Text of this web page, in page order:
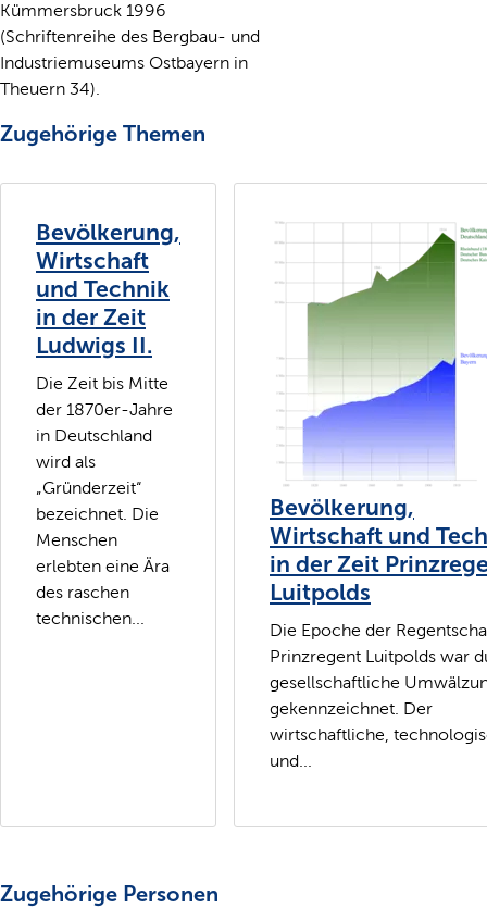
Kümmersbruck 1996
(Schriftenreihe des Bergbau- und
Industriemuseums Ostbayern in
Theuern 34).
Zugehörige Themen
Bevölkerung,
Wirtschaft
und Technik
in der Zeit
Ludwigs II.
Die Zeit bis Mitte
der 1870er-Jahre
in Deutschland
wird als
„Gründerzeit“
bezeichnet. Die
Menschen
erlebten eine Ära
des raschen
technischen...
Bevölkerung,
Wirtschaft und
in der Zeit
Luitpolds
Die Epoche der
Prinzregent Luitpolds war
gesellschaftliche
gekennzeichnet. Der
wirtschaftliche,
und...
Zugehörige Personen